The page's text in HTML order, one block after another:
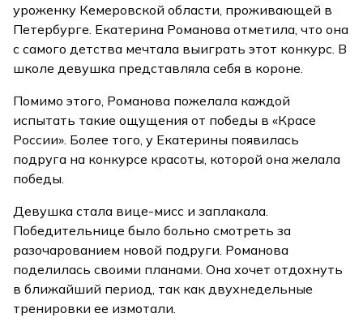
уроженку Кемеровской области, проживающей в
Петербурге. Екатерина Романова отметила, что она
с самого детства мечтала выиграть этот конкурс. В
школе девушка представляла себя в короне.
Помимо этого, Романова пожелала каждой
испытать такие ощущения от победы в «Красе
России». Более того, у Екатерины появилась
подруга на конкурсе красоты, которой она желала
победы.
Девушка стала вице-мисс и заплакала.
Победительнице было больно смотреть за
разочарованием новой подруги. Романова
поделилась своими планами. Она хочет отдохнуть
в ближайший период, так как двухнедельные
тренировки ее измотали.